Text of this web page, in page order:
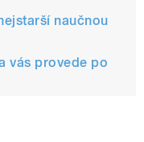
naučnou
vás provede po